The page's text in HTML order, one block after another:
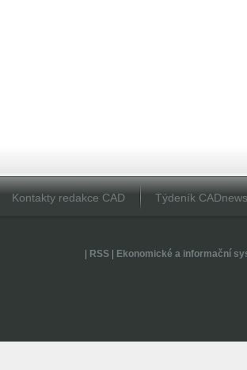
Kontakty redakce CAD Týdeník CADnews
RSS| Ekonomické a informační